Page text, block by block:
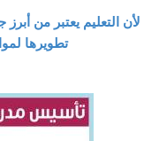
لأن التعليم يعتبر من
تطويرها